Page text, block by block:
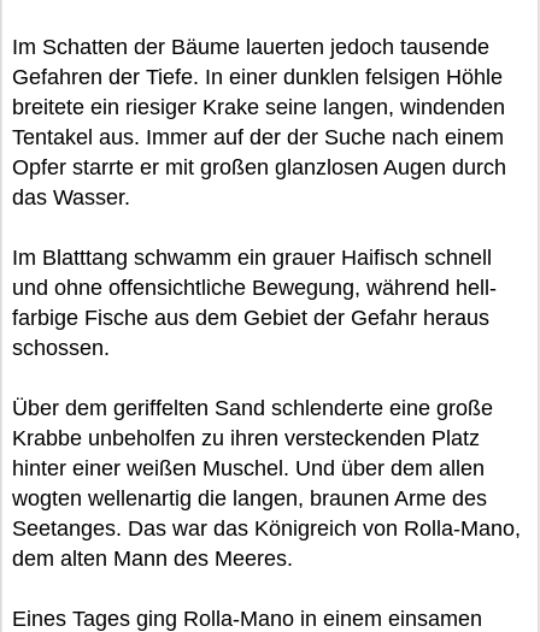
Im Schatten der Bäume lauerten jedoch tausende
Gefahren der Tiefe. In einer dunklen felsigen Höhle
breitete ein riesiger Krake seine langen, windenden
Tentakel aus. Immer auf der der Suche nach einem
Opfer starrte er mit großen glanzlosen Augen durch
das Wasser.
Im Blatttang schwamm ein grauer Haifisch schnell
und ohne offensichtliche Bewegung, während hell-
farbige Fische aus dem Gebiet der Gefahr heraus
schossen.
Über dem geriffelten Sand schlenderte eine große
Krabbe unbeholfen zu ihren versteckenden Platz
hinter einer weißen Muschel. Und über dem allen
wogten wellenartig die langen, braunen Arme des
Seetanges. Das war das Königreich von Rolla-Mano,
dem alten Mann des Meeres.
Eines Tages ging Rolla-Mano in einem einsamen